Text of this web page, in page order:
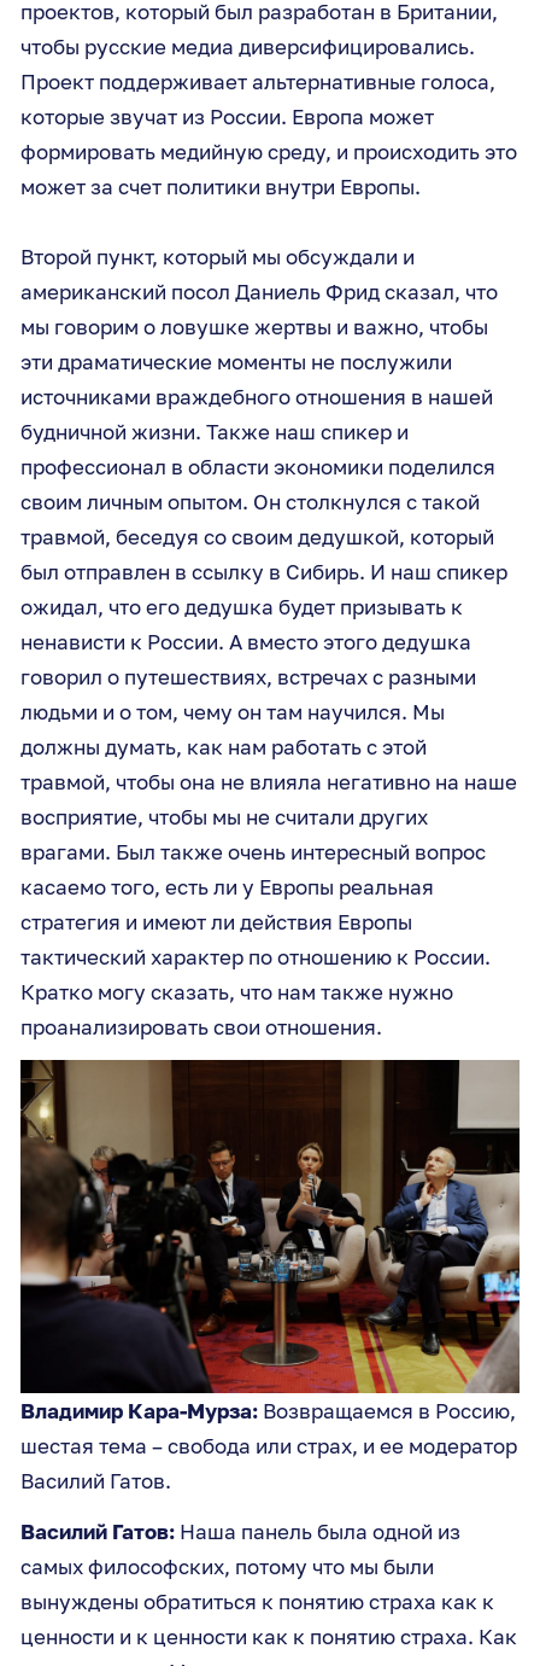
проектов, который был разработан в Британии,
чтобы русские медиа диверсифицировались.
Проект поддерживает альтернативные голоса,
которые звучат из России. Европа может
формировать медийную среду, и происходить это
может за счет политики внутри Европы.
Второй пункт, который мы обсуждали и
американский посол Даниель Фрид сказал, что
мы говорим о ловушке жертвы и важно, чтобы
эти драматические моменты не послужили
источниками враждебного отношения в нашей
будничной жизни. Также наш спикер и
профессионал в области экономики поделился
своим личным опытом. Он столкнулся с такой
травмой, беседуя со своим дедушкой, который
был отправлен в ссылку в Сибирь. И наш спикер
ожидал, что его дедушка будет призывать к
ненависти к России. А вместо этого дедушка
говорил о путешествиях, встречах с разными
людьми и о том, чему он там научился. Мы
должны думать, как нам работать с этой
травмой, чтобы она не влияла негативно на наше
восприятие, чтобы мы не считали других
врагами. Был также очень интересный вопрос
касаемо того, есть ли у Европы реальная
стратегия и имеют ли действия Европы
тактический характер по отношению к России.
Кратко могу сказать, что нам также нужно
проанализировать свои отношения.
Владимир Кара-Мурза: Возвращаемся в Россию,
шестая тема – свобода или страх, и ее модератор
Василий Гатов.
Василий Гатов: Наша панель была одной из
самых философских, потому что мы были
вынуждены обратиться к понятию страха как к
ценности и к ценности как к понятию страха. Как